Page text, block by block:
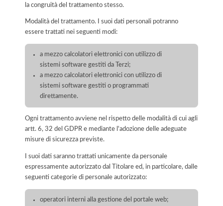
la congruità del trattamento stesso.
Modalità del trattamento. I suoi dati personali potranno
essere trattati nei seguenti modi:
a mezzo calcolatori elettronici con utilizzo di
sistemi software gestiti da Terzi;
a mezzo calcolatori elettronici con utilizzo di
sistemi software gestiti o programmati
direttamente.
Ogni trattamento avviene nel rispetto delle modalità di cui agli
artt. 6, 32 del GDPR e mediante l'adozione delle adeguate
misure di sicurezza previste.
I suoi dati saranno trattati unicamente da personale
espressamente autorizzato dal Titolare ed, in particolare, dalle
seguenti categorie di personale autorizzato:
operatori interni alla gestione del portale web;